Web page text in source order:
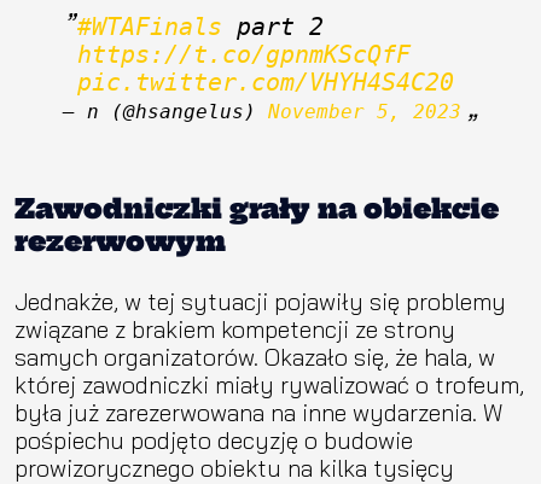
#WTAFinals
https://t.co/gpnmKScQfF
pic.twitter.com/VHYH4S4C20
— ‎‏n (@hsangelus) November 5, 2023
Zawodniczki grały na obiekcie
rezerwowym
Jednakże, w tej sytuacji pojawiły się problemy
związane z brakiem kompetencji ze strony
samych organizatorów. Okazało się, że hala, w
której zawodniczki miały rywalizować o trofeum,
była już zarezerwowana na inne wydarzenia. W
pośpiechu podjęto decyzję o budowie
prowizorycznego obiektu na kilka tysięcy